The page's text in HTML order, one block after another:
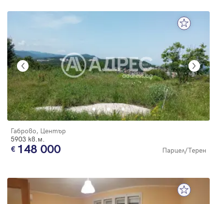
Габрово, Център
5903 кв.м.
148 000 Парцел/Терен